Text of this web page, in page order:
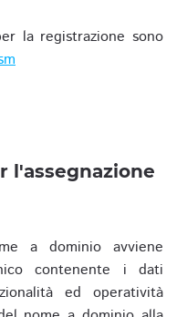
la registrazione sono
l'assegnazione
a dominio avviene
contenente i dati
ed operatività